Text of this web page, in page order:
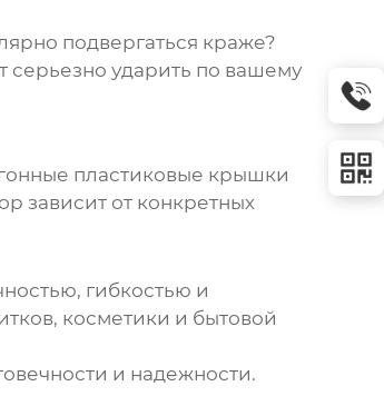
подвергаться краже?
серьезно ударить по вашему
пластиковые крышки
зависит от конкретных
гибкостью и
косметики и бытовой
и надежности.